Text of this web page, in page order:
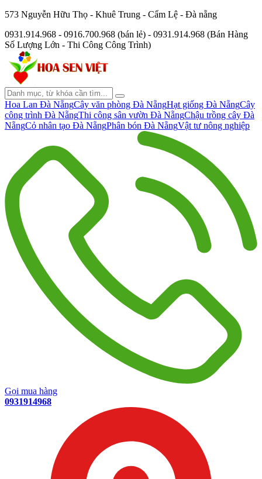
573 Nguyễn Hữu Thọ - Khuê Trung - Cẩm Lệ - Đà nẵng
0931.914.968 - 0916.700.968 (bán lẻ) - 0931.914.968 (Bán Hàng
Số Lượng Lớn - Thi Công Công Trình)
Hoa Lan Đà NẵngCây văn phòng Đà NẵngHạt giống Đà NẵngCây
công trình Đà NẵngThi công sân vườn Đà NẵngChậu trồng cây Đà
NẵngCỏ nhân tạo Đà NẵngPhân bón Đà NẵngVật tư nông nghiệp
Gọi mua hàng
0931914968